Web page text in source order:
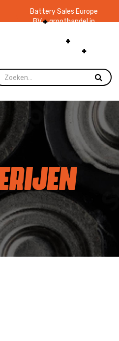
Battery Sales Europe
BV groothandel in
zaklampen Ruim 48
jaar ervaring
voorraad.